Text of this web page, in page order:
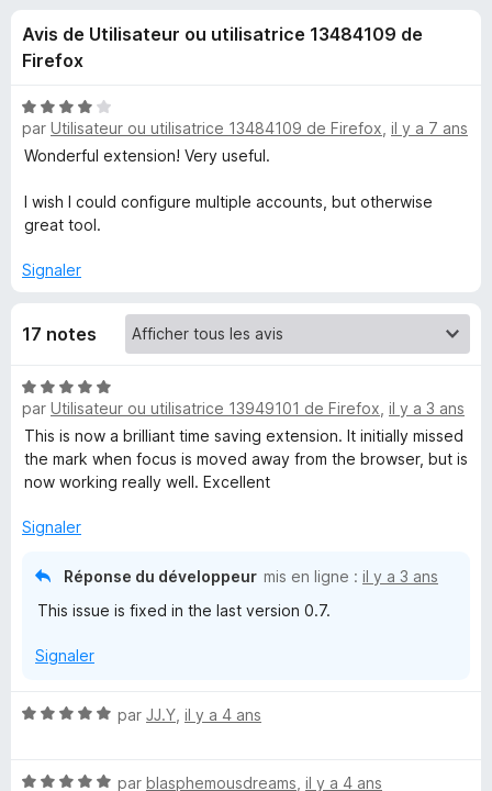
a
u
r
i
o
x
u
e
s
p
o
u
r
M
a
s
t
o
d
o
Avis de Utilisateur ou utilisatrice 13484109 de
Firefox
N
o
t
4
s
r
par Utilisateur ou utilisatrice 13484109 de Firefox il y a 7 ans
Wonderful extension! Very useful.
I wish I could configure multiple accounts, but otherwise
great tool.
Signaler
17 notes
N
o
t
é
5
u
par Utilisateur ou utilisatrice 13949101 de Firefox il y a 3 ans
This is now a brilliant time saving extension. It initially missed
the mark when focus is moved away from the browser, but is
now working really well. Excellent
Signaler
Réponse du développeur mis en ligne : il y a 3 ans
This issue is fixed in the last version 0.7.
Signaler
N
é
par JJ.Y il y a 4 ans
N
par blasphemousdreams il y a 4 ans